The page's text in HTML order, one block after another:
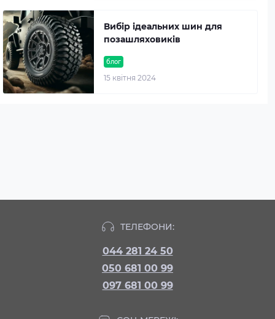
блог
15 квітня 2024
Вибір ідеальних шин для
позашляховиків
ТЕЛЕФОНИ:
044 281 24 50
050 681 00 99
097 681 00 99